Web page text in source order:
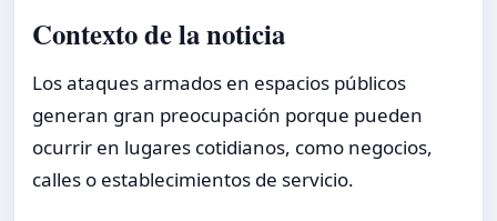
Contexto de la noticia
Los ataques armados en espacios públicos
generan gran preocupación porque pueden
ocurrir en lugares cotidianos, como negocios,
calles o establecimientos de servicio.